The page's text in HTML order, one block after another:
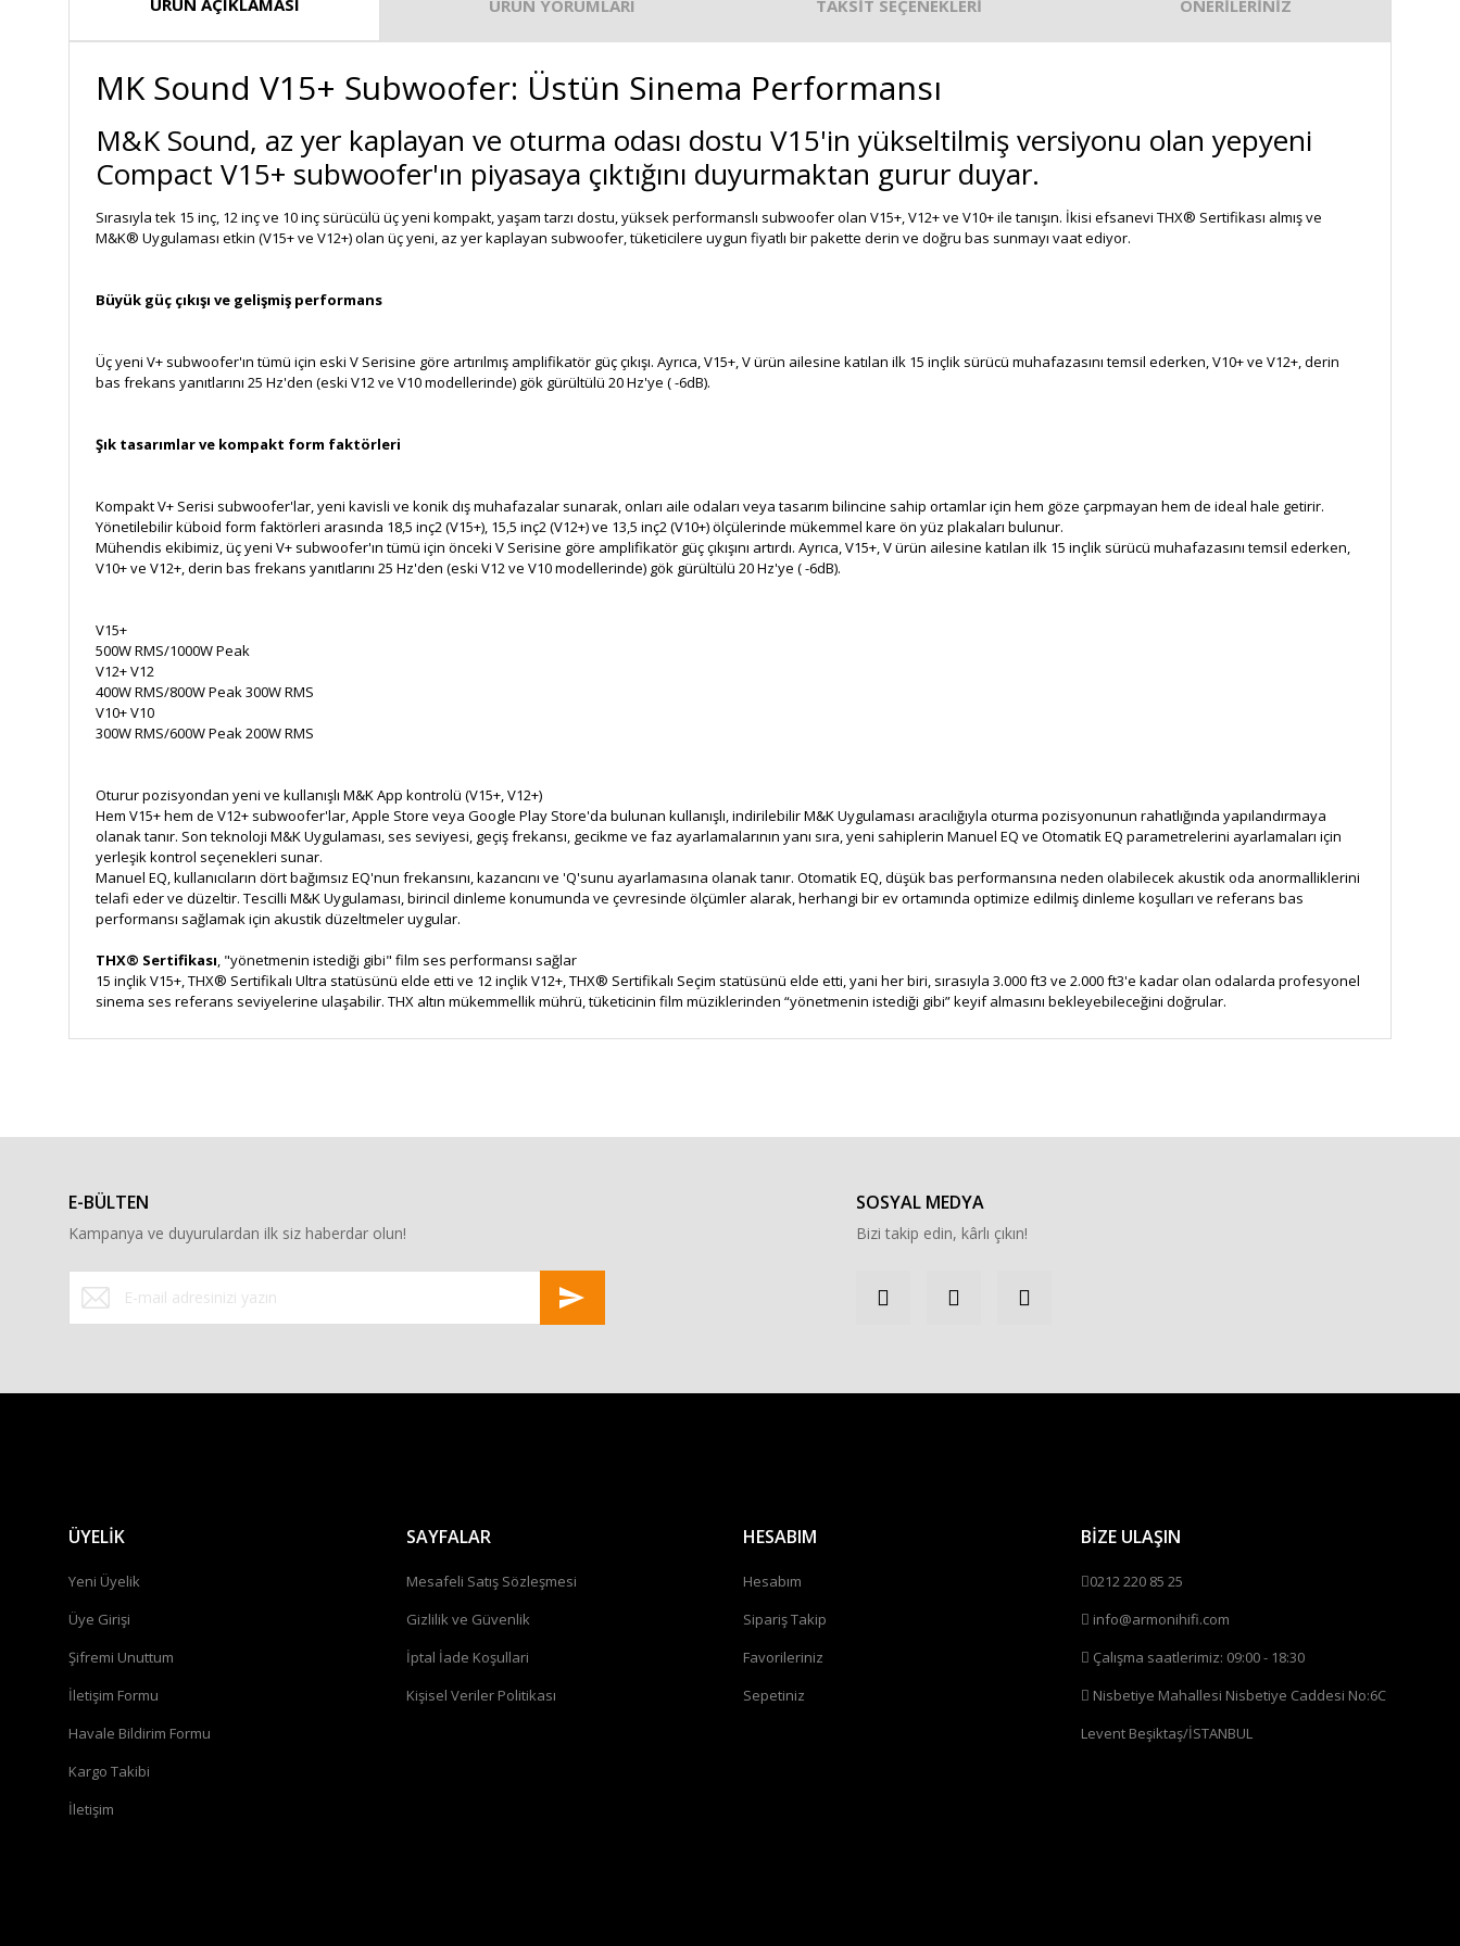
ÜRÜN YORUMLARI TAKSİT SEÇENEKLERİ ÖNERİLERİNİZ
MK Sound V15+ Subwoofer: Üstün Sinema Performansı
M&K Sound, az yer kaplayan ve oturma odası dostu V15'in yükseltilmiş versiyonu olan yepyeni
Compact V15+ subwoofer'ın piyasaya çıktığını duyurmaktan gurur duyar.
Sırasıyla tek 15 inç, 12 inç ve 10 inç sürücülü üç yeni kompakt, yaşam tarzı dostu, yüksek performanslı subwoofer olan V15+, V12+ ve V10+ ile tanışın. İkisi efsanevi THX® Sertifikası almış ve
M&K® Uygulaması etkin (V15+ ve V12+) olan üç yeni, az yer kaplayan subwoofer, tüketicilere uygun fiyatlı bir pakette derin ve doğru bas sunmayı vaat ediyor.
Büyük güç çıkışı ve gelişmiş performans
Üç yeni V+ subwoofer'ın tümü için eski V Serisine göre artırılmış amplifikatör güç çıkışı. Ayrıca, V15+, V ürün ailesine katılan ilk 15 inçlik sürücü muhafazasını temsil ederken, V10+ ve V12+, derin
bas frekans yanıtlarını 25 Hz'den (eski V12 ve V10 modellerinde) gök gürültülü 20 Hz'ye ( -6dB).
Şık tasarımlar ve kompakt form faktörleri
Kompakt V+ Serisi subwoofer'lar, yeni kavisli ve konik dış muhafazalar sunarak, onları aile odaları veya tasarım bilincine sahip ortamlar için hem göze çarpmayan hem de ideal hale getirir.
Yönetilebilir küboid form faktörleri arasında 18,5 inç2 (V15+), 15,5 inç2 (V12+) ve 13,5 inç2 (V10+) ölçülerinde mükemmel kare ön yüz plakaları bulunur.
Mühendis ekibimiz, üç yeni V+ subwoofer'ın tümü için önceki V Serisine göre amplifikatör güç çıkışını artırdı. Ayrıca, V15+, V ürün ailesine katılan ilk 15 inçlik sürücü muhafazasını temsil ederken,
V10+ ve V12+, derin bas frekans yanıtlarını 25 Hz'den (eski V12 ve V10 modellerinde) gök gürültülü 20 Hz'ye ( -6dB).
V15+
500W RMS/1000W Peak
V12+V12
400W RMS/800W Peak 300W RMS
V10+V10
300W RMS/600W Peak 200W RMS
Oturur pozisyondan yeni ve kullanışlı M&K App kontrolü (V15+, V12+)
Hem V15+ hem de V12+ subwoofer'lar, Apple Store veya Google Play Store'da bulunan kullanışlı, indirilebilir M&K Uygulaması aracılığıyla oturma pozisyonunun rahatlığında yapılandırmaya
olanak tanır. Son teknoloji M&K Uygulaması, ses seviyesi, geçiş frekansı, gecikme ve faz ayarlamalarının yanı sıra, yeni sahiplerin Manuel EQ ve Otomatik EQ parametrelerini ayarlamaları için
yerleşik kontrol seçenekleri sunar.
Manuel EQ, kullanıcıların dört bağımsız EQ'nun frekansını, kazancını ve 'Q'sunu ayarlamasına olanak tanır. Otomatik EQ, düşük bas performansına neden olabilecek akustik oda anormalliklerini
telafi eder ve düzeltir. Tescilli M&K Uygulaması, birincil dinleme konumunda ve çevresinde ölçümler alarak, herhangi bir ev ortamında optimize edilmiş dinleme koşulları ve referans bas
performansı sağlamak için akustik düzeltmeler uygular.
THX® Sertifikası , "yönetmenin istediği gibi" film ses performansı sağlar
15 inçlik V15+, THX® Sertifikalı Ultra statüsünü elde etti ve 12 inçlik V12+, THX® Sertifikalı Seçim statüsünü elde etti, yani her biri, sırasıyla 3.000 ft3 ve 2.000 ft3'e kadar olan odalarda profesyonel
sinema ses referans seviyelerine ulaşabilir. THX altın mükemmellik mührü, tüketicinin film müziklerinden “yönetmenin istediği gibi” keyif almasını bekleyebileceğini doğrular.
Ürün bilgilerinde hatalar bulunuyor.
Ürün fiyatı diğer sitelerden daha pahalı.
Bu ürüne benzer farklı alternatifler olmalı.
E-BÜLTEN
Kampanya ve duyurulardan ilk siz haberdar olun!
SOSYAL MEDYA
Bizi takip edin, kârlı çıkın!
ÜYELİK
Yeni Üyelik
Üye Girişi
Şifremi Unuttum
İletişim Formu
Havale Bildirim Formu
Kargo Takibi
İletişim
SAYFALAR
Mesafeli Satış Sözleşmesi
Gizlilik ve Güvenlik
İptal İade Koşullari
Kişisel Veriler Politikası
HESABIM
Hesabım
Sipariş Takip
Favorileriniz
Sepetiniz
BİZE ULAŞIN
0212 220 85 25
info@armonihifi.com
Çalışma saatlerimiz: 09:00 - 18:30
Nisbetiye Mahallesi Nisbetiye Caddesi No:6C
Levent Beşiktaş/İSTANBUL